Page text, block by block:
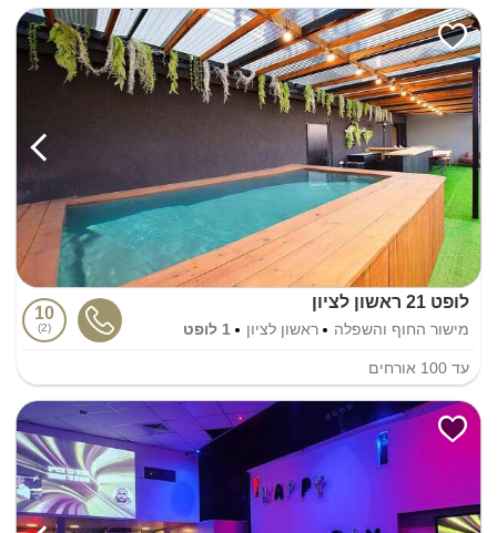
לופט 21 ראשון לציון
מישור החוף והשפלה ראשון לציון 1 לופט
10
2
עד 100 אורחים